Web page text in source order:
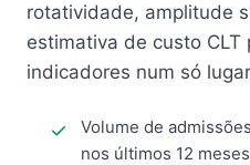
rotatividade, amplitude
estimativa de custo CLT
indicadores num só
Volume de
nos últimos 12 meses